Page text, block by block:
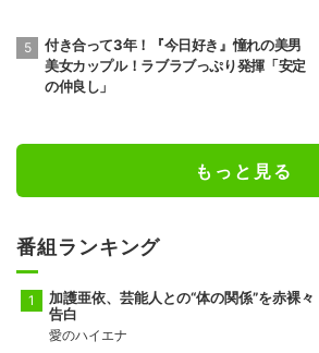
付き合って3年！『今日好き』憧れの美男
美女カップル！ラブラブっぷり発揮「安定
の仲良し」
もっと見る
番組ランキング
加護亜依、芸能人との“体の関係”を赤裸々
告白
愛のハイエナ